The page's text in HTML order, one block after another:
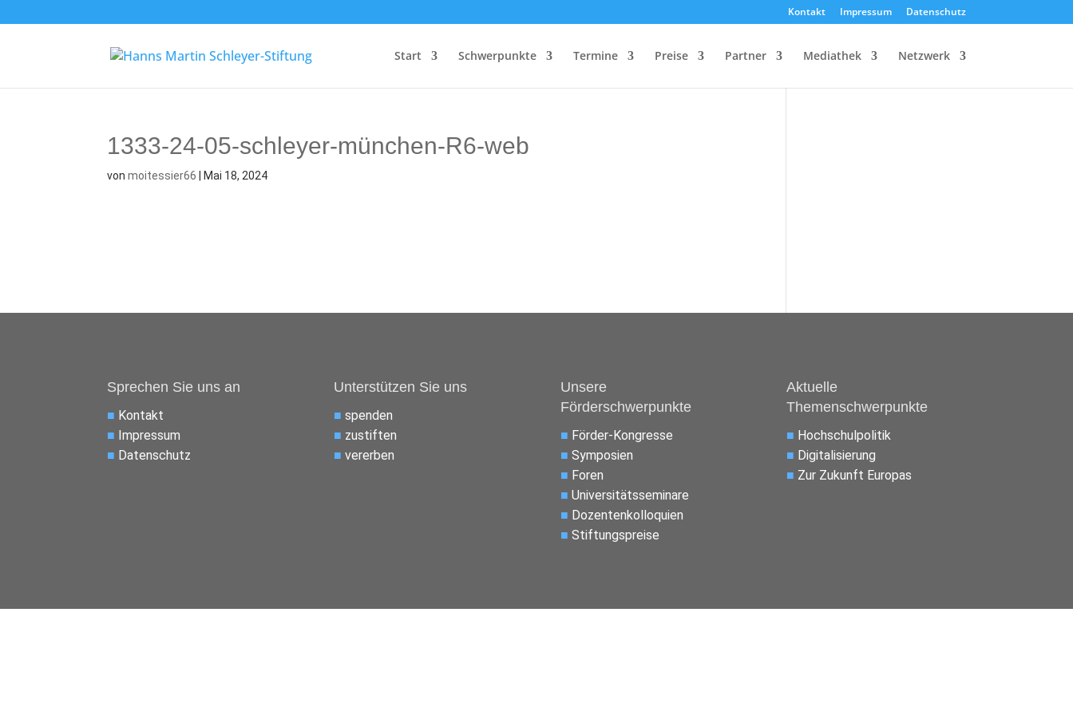
Kontakt Impressum Datenschutz
Start Schwerpunkte Termine Preise Partner Mediathek Netzwerk
1333-24-05-schleyer-münchen-R6-web
vonmoitessier66 Mai 18, 2024
Sprechen Sie uns an
■ Kontakt
■ Impressum
■ Datenschutz
Unterstützen Sie uns
■ spenden
■ zustiften
■ vererben
Unsere
Förderschwerpunkte
■ Förder-Kongresse
■ Symposien
■ Foren
■ Universitätsseminare
■ Dozentenkolloquien
■ Stiftungspreise
Aktuelle
Themenschwerpunkte
■ Hochschulpolitik
■ Digitalisierung
■ Zur Zukunft Europas